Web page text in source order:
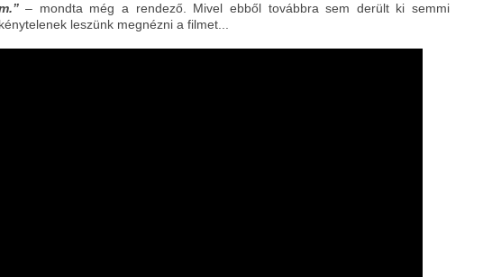
– mondta még a rendező. Mivel ebből továbbra sem derült ki semmi
leszünk megnézni a filmet...